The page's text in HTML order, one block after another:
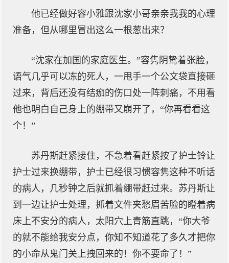
他已经做好容小雅跟沈家小哥亲亲我我的心理
准备，但从哪里冒出这么一根葱出来？
“沈家在加国的家庭医生。”容隽阴鸷着张脸，
语气几乎可以冻的死人，一甩手一个公文袋直接砸
过来，背后还没有结痂的伤口处一阵刺痛，不用看
他也明白自己身上的绷带又崩开了，“你再看看这
个！”
苏丹斯赶紧接住，不急着看赶紧按了护士铃让
护士过来换绷带，护士已经很习惯容隽这种不听话
的病人，几秒钟之后就抓着绷带赶过来。苏丹斯让
到一边让护士处理，抓着文件夹愁眉苦脸的瞪着病
床上不安分的病人，太阳穴上青筋直跳，“你大爷
的就不能给我安分点，你知不知道花了多久才把你
的小命从鬼门关上拽回来的！你不要命了！”